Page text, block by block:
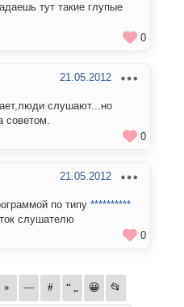
тут такие глупые
0
21.05.2012
слушают...но
советом.
0
21.05.2012
по типу **********
слушателю
0